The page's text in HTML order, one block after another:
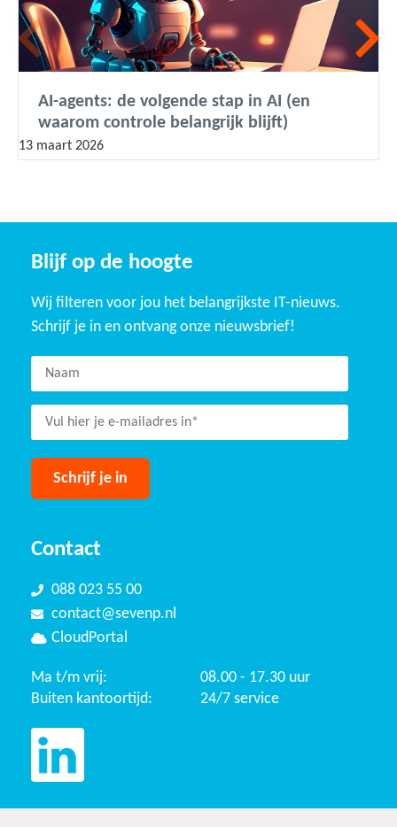
AI-agents: de volgende stap in AI (en
waarom controle belangrijk blijft)
13 maart 2026
Blijf op de hoogte
Wij filteren voor jou het belangrijkste IT-nieuws.
Schrijf je in en ontvang onze nieuwsbrief!
Contact
088 023 55 00
contact@sevenp.nl
CloudPortal
Ma t/m vrij:
08.00 - 17.30 uur
Buiten kantoortijd:
24/7 service